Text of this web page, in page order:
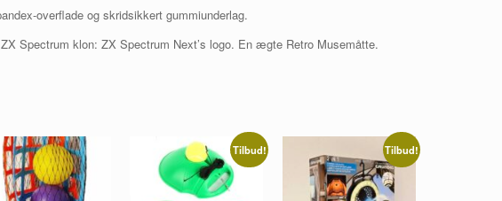
overflade og skridsikkert gummiunderlag.
Spectrum klon: ZX Spectrum Next’s logo. En ægte Retro Musemåtte.
Tilbud! Tilbud!